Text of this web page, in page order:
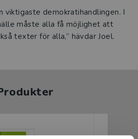
viktigaste demokratihandlingen. I
måste alla få möjlighet att
texter för alla,” hävdar Joel.